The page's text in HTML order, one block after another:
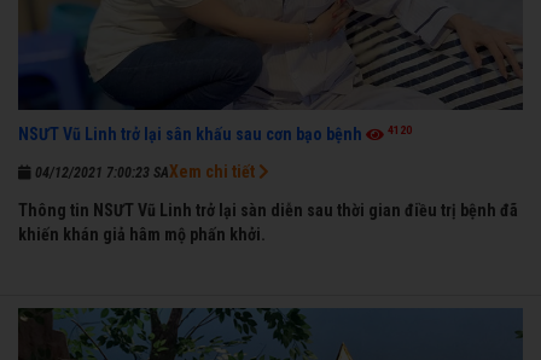
NSƯT Vũ Linh trở lại sân khấu sau cơn bạo bệnh 4120
04/12/2021 7:00:23 SA
Thông tin NSƯT Vũ Linh trở lại sàn diễn sau thời gian điều trị bệnh đã
khiến khán giả hâm mộ phấn khởi.
Xem chi tiết